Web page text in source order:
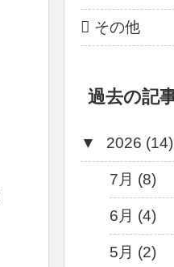
その他
過去の記
▼ 2026 (14)
7月 (8)
6月 (4)
5月 (2)